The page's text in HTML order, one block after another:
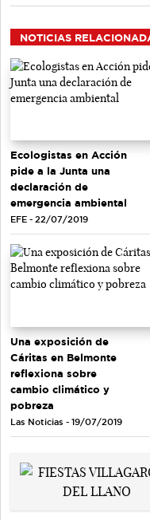
NOTICIAS
Ecologistas en Acción
pide a la Junta una
declaración de
emergencia ambiental
EFE - 22/07/2019
Una exposición de
Cáritas en Belmonte
reflexiona sobre
cambio climático y
pobreza
Las Noticias - 19/07/2019